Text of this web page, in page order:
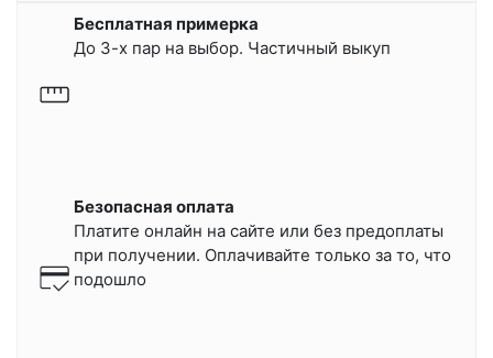
Бесплатная примерка
До 3-х пар на выбор. Частичный выкуп
Безопасная оплата
Платите онлайн на сайте или без предоплаты
при получении. Оплачивайте только за то, что
подошло